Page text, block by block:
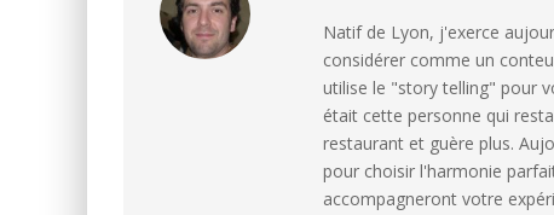
Natif de Lyon, j'exerce
considérer comme un
utilise le "story telling" pour
était cette personne qui
restaurant et guère plus.
pour choisir l'harmonie
accompagneront votre